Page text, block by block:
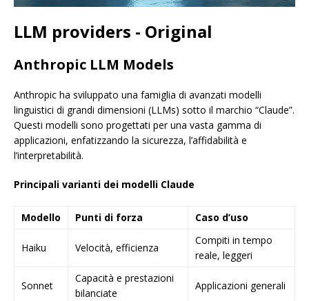
LLM providers - Original
Anthropic LLM Models
Anthropic ha sviluppato una famiglia di avanzati modelli
linguistici di grandi dimensioni (LLMs) sotto il marchio “Claude”.
Questi modelli sono progettati per una vasta gamma di
applicazioni, enfatizzando la sicurezza, l’affidabilità e
l’interpretabilità.
Principali varianti dei modelli Claude
Modello Punti di forza Caso d’uso
Haiku Velocità, efficienza
Compiti in tempo
reale, leggeri
Sonnet
Capacità e prestazioni
bilanciate
Applicazioni generali